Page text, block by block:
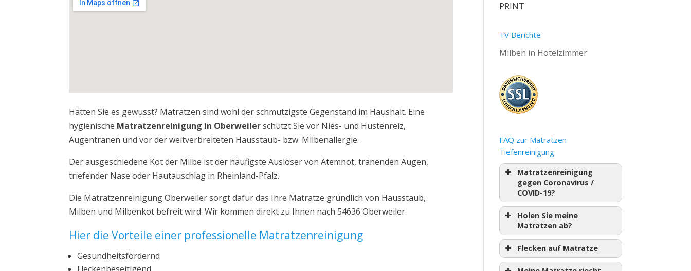
Hätten Sie es gewusst? Matratzen sind wohl der schmutzigste Gegenstand im Haushalt. Eine
hygienische Matratzenreinigung in Oberweilerschützt Sie vor Nies- und Hustenreiz,
Augentränen und vor der weitverbreiteten Hausstaub- bzw. Milbenallergie.
Der ausgeschiedene Kot der Milbe ist der häufigste Auslöser von Atemnot, tränenden Augen,
triefender Nase oder Hautauschlag in Rheinland-Pfalz.
Die Matratzenreinigung Oberweiler sorgt dafür das Ihre Matratze gründlich von Hausstaub,
Milben und Milbenkot befreit wird. Wir kommen direkt zu Ihnen nach 54636 Oberweiler.
Hier die Vorteile einer professionelle Matratzenreinigung
Gesundheitsfördernd
PRINT
TV Berichte
Milben in Hotelzimmer
FAQ zur Matratzen
Tiefenreinigung
Matratzenreinigung
gegen Coronavirus /
COVID-19?
Holen Sie meine
Matratzen ab?
Flecken auf Matratze